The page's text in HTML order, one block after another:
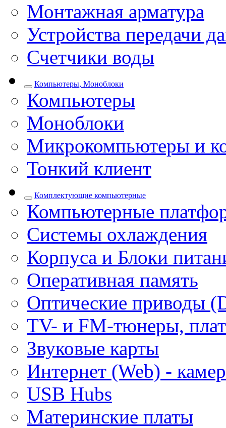
Монтажная арматура
Устройства передачи
Счетчики воды
Компьютеры, Моноблоки
Компьютеры
Моноблоки
Микрокомпьютеры и
Тонкий клиент
Комплектующие компьютерные
Компьютерные
Системы охлаждения
Корпуса и Блоки
Оперативная память
Оптические приводы
ТV- и FM-тюнеры,
Звуковые карты
Интернет (Web) -
USB Hubs
Материнские платы